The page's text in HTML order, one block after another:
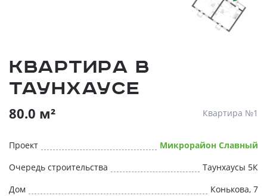
Квартира в
таунхаусе
80.0 м² Квартира №1
Проект
Микрорайон Славный
Очередь строительства
Таунхаусы 5К
Дом
Конькова, 7